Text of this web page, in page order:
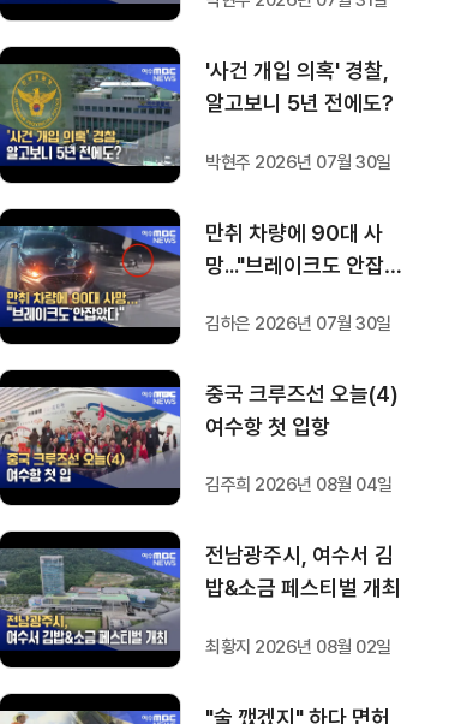
'사건 개입 의혹' 경찰,
알고보니 5년 전에도?
박현주 2026년 07월 30일
만취 차량에 90대 사
망..."브레이크도 안잡았
김하은 2026년 07월 30일
중국 크루즈선 오늘(4)
여수항 첫 입항
김주희 2026년 08월 04일
전남광주시, 여수서 김
밥&소금 페스티벌 개최
최황지 2026년 08월 02일
"술 깼겠지" 하다 면허